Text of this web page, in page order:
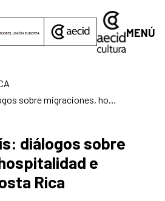
MENÚ
diálogos sobre
e
Rica